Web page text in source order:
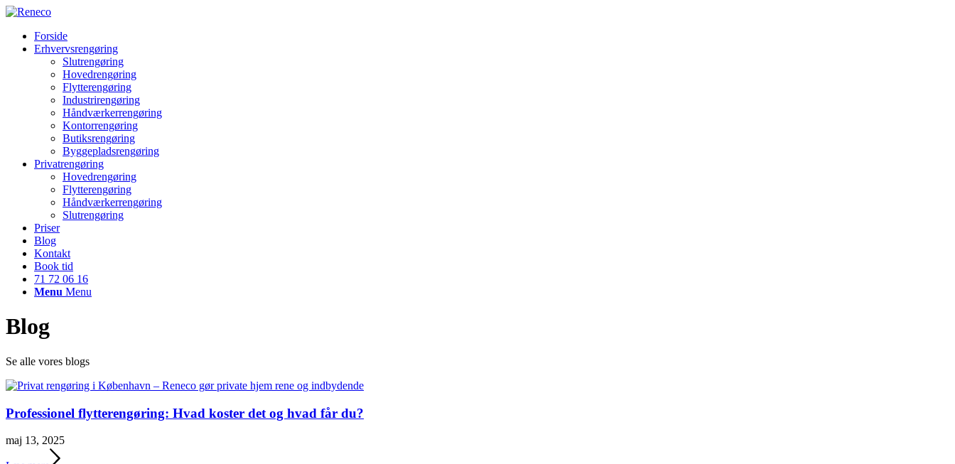
Forside
Erhvervsrengøring
Slutrengøring
Hovedrengøring
Flytterengøring
Industrirengøring
Håndværkerrengøring
Kontorrengøring
Butiksrengøring
Byggepladsrengøring
Privatrengøring
Hovedrengøring
Flytterengøring
Håndværkerrengøring
Slutrengøring
Priser
Blog
Kontakt
Book tid
71 72 06 16
Menu Menu
Blog
Se alle vores blogs
Professionel flytterengøring: Hvad koster det og hvad får du?
maj 13, 2025